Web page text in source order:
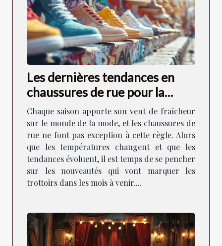
Les dernières tendances en
chaussures de rue pour la
saison à venir
Chaque saison apporte son vent de fraîcheur
sur le monde de la mode, et les chaussures de
rue ne font pas exception à cette règle. Alors
que les températures changent et que les
tendances évoluent, il est temps de se pencher
sur les nouveautés qui vont marquer les
trottoirs dans les mois à venir....